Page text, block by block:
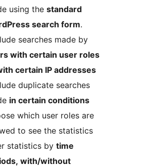
using the standard
search form.
searches made by
with certain user roles
certain IP addresses
duplicate searches
in certain conditions
which user roles are
to see the statistics
statistics by time
with/without